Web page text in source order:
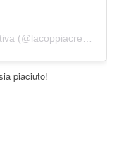
piaciuto!